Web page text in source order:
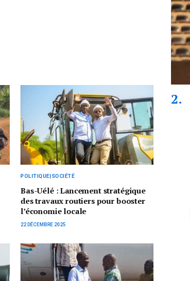
POLITIQUE|SOCIÉTÉ
Bas-Uélé : Lancement stratégique
des travaux routiers pour booster
l’économie locale
22 DÉCEMBRE 2025